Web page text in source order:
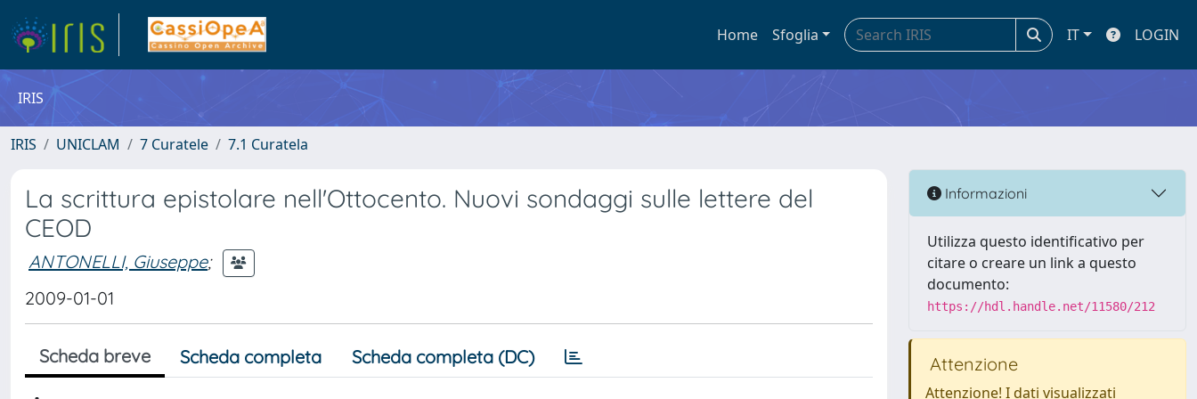
Home Sfoglia IT LOGIN
IRIS
IRIS UNICLAM 7 Curatele 7.1 Curatela
La scrittura epistolare nell'Ottocento. Nuovi sondaggi sulle lettere del
CEOD
ANTONELLI, Giuseppe;
2009-01-01
Scheda breve Scheda completa Scheda completa (DC)
Informazioni
Utilizza questo identificativo per
citare o creare un link a questo
documento:
https://hdl.handle.net/11580/212
Attenzione
Attenzione! I dati visualizzati